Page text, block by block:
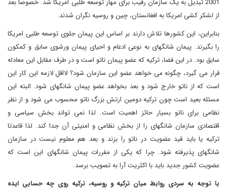
2001 تبدیل به یک سازمان رقیب برای مهار توسعه طلبی امریکا شد. خصوصا بعد
از لشکر کشی امریکا به افغانستان، چین و روسیه نگران شدند.
بنابراین، این کشورها تلاش دارند بر اساس این پیمان جلوی توسعه طلبی امریکا
را بگیرند. پیمان شانگهای به نوعی ادغام و احیای پیمان ورشوی سابق و کمکون
سابق بود. در این فضا، ترکیه که عضو پیمان ناتو است و در طرف مقابل این معادله
قرار می گیرد، چگونه می خواهد عضو این سازمان شود؟ لااقل لازمه این کار این
است که از ناتو خارج شود و بعد بخواهد عضو پیمان شانگهای شود. البته این
مسئله بعید است چون ترکیه دومین ارتش بزرگ ناتو محسوب می شود و از نظر
نظامی برای ناتو بسیار حائز اهمیت است. لذا نمی تواند بخش سیاسی و
اقتصادی سازمان شانگهای را از بخش نظامی و امنیتی آن جدا کند. لذا قاعدتا
ترکیه یا باید قید عضویت در ناتو را بزند و بعد هم معلوم نیست در سازمان
شانگهای پذیرفته شود. چرا که یکی از مقررات پیمان شانگهای این است که
عضویت کشور جدید باید با اکثریت آرا به تصویب برسد.
با توجه به سردی روابط میان ترکیه و روسیه، ترکیه روی چه حسابی ایده